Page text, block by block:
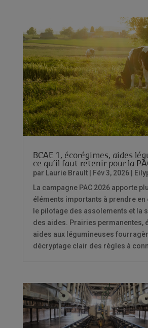
BCAE 1, écorégimes, aides
ce qu’il faut retenir pour la
par Laurie Brault| Fév 3, 2026|
La campagne PAC 2026 apporte
éléments importants à prendre en
le pilotage des assolements et la
des aides. Prairies permanentes,
aides aux légumineuses
décryptage clair des règles à